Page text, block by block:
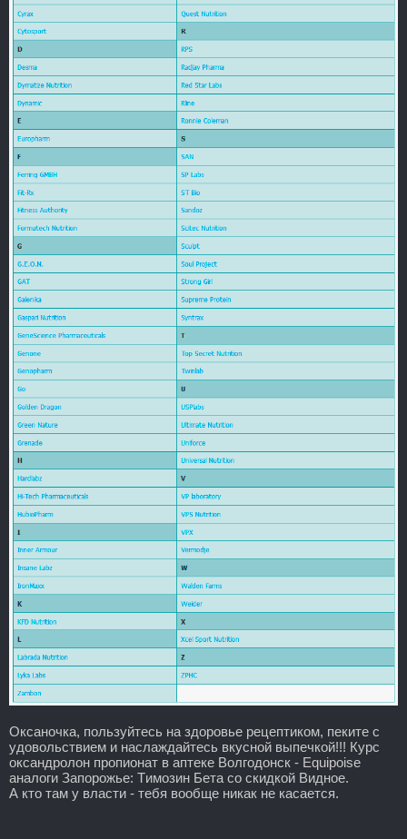
Оксаночка, пользуйтесь на здоровье рецептиком, пеките с
удовольствием и наслаждайтесь вкусной выпечкой!!! Курс
оксандролон пропионат в аптеке Волгодонск - Equipoise
аналоги Запорожье: Tимозин Бета со скидкой Видное.
А кто там у власти - тебя вообще никак не касается.